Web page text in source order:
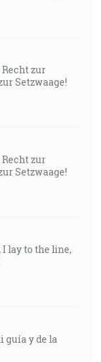
Recht zur
Setzwaage!
Recht zur
Setzwaage!
I lay to the line,
guía y de la